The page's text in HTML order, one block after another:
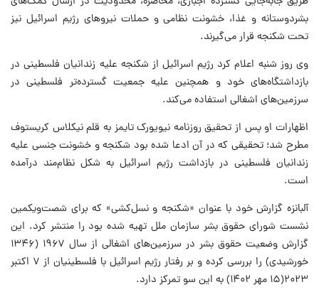
بشردوستانه و غذا، خشونت نظامی و حملات نیروهای رژیم اسرائیل نیز
تحت شکنجه قرار می‌گیرند.
وی روز شنبه اعلام کرد رژیم اسرائیل از شکنجه علیه زندانیان فلسطینی در
بازداشتگاه‌های خود و همچنین علیه جمعیت گسترده‌تر فلسطینی در
سرزمین‌های اشغالی استفاده می‌کند.
اظهارات او پس از تحقیق روزنامه نیویورک تایمز به قلم نیکلاس کریستوف
مطرح شد؛ تحقیقی که در آن ادعا شده بود شکنجه و خشونت جنسی علیه
زندانیان فلسطینی در بازداشت رژیم اسرائیل به شکل نظام‌مند درآمده
است.
آلبانزه گزارش خود با عنوان «شکنجه و نسل‌کشی» که برای شصت‌ویکمین
نشست شورای حقوق بشر سازمان ملل تهیه شده بود را منتشر کرد. این
گزارش وضعیت حقوق بشر در سرزمین‌های اشغالی از سال ۱۹۶۷ (۱۳۴۶
خورشیدی) را بررسی کرده و بر رفتار رژیم اسرائیل با فلسطینیان از ۷ اکتبر
۲۰۲۳(۱۵ مهر ۱۴۰۲) به این سو تمرکز دارد.